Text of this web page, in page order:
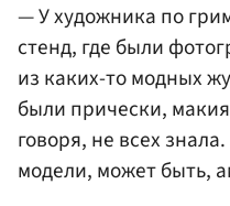
— У художника по
стенд, где были
из каких-то модных
были прически,
говоря, не всех
модели, может быть,